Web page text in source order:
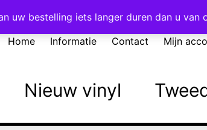
besteld = vandaag verzonden!
Home Informatie Contact Mijn
Nieuw vinyl
uw bestelling iets langer duren dan u